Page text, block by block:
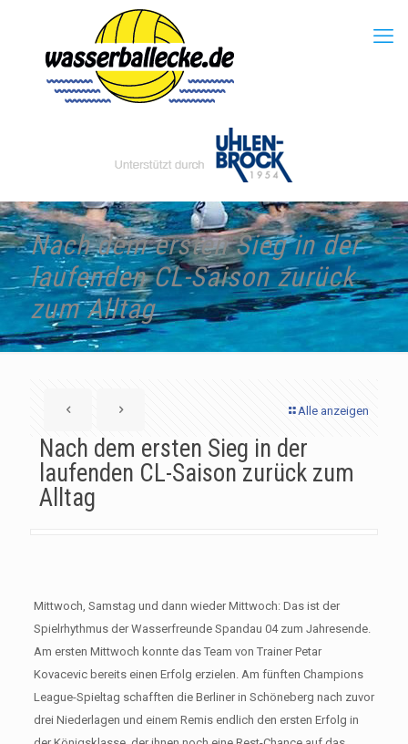
Nach dem ersten Sieg in der
laufenden CL-Saison zurück
zum Alltag
Alle anzeigen
Nach dem ersten Sieg in der
laufenden CL-Saison zurück zum
Alltag
Mittwoch, Samstag und dann wieder Mittwoch: Das ist der
Spielrhythmus der Wasserfreunde Spandau 04 zum Jahresende.
Am ersten Mittwoch konnte das Team von Trainer Petar
Kovacevic bereits einen Erfolg erzielen. Am fünften Champions
League-Spieltag schafften die Berliner in Schöneberg nach zuvor
drei Niederlagen und einem Remis endlich den ersten Erfolg in